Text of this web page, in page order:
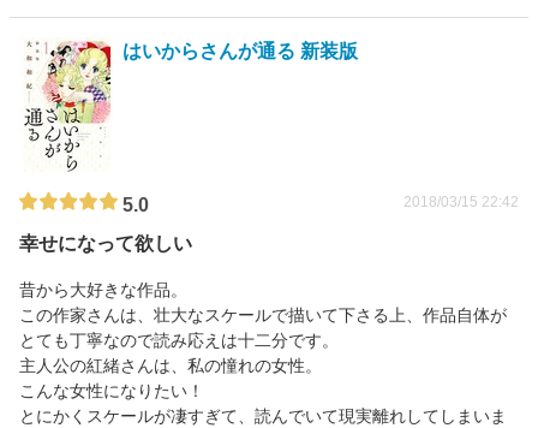
はいからさんが通る 新装版
5.0 2018/03/15 22:42
幸せになって欲しい
昔から大好きな作品。
この作家さんは、壮大なスケールで描いて下さる上、作品自体が
とても丁寧なので読み応えは十二分です。
主人公の紅緒さんは、私の憧れの女性。
こんな女性になりたい！
とにかくスケールが凄すぎて、読んでいて現実離れしてしまいま